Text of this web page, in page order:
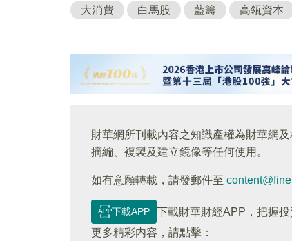
大消費 白馬股 藍籌 高瓴資本
財華網所刊載內容之知識產權為財華網
摘編、複製及建立鏡像等任何使用。
如有意願轉載，請發郵件至
下載APP
下載財華財經APP，把握
更多精彩内容，請點擊：